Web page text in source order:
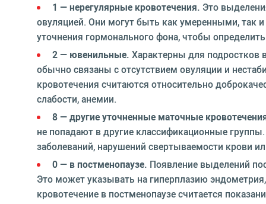
1 — нерегулярные кровотечения. Это
овуляцией. Они могут быть как умеренными, так
уточнения гормонального фона, чтобы
2 — ювенильные. Характерны для подростков
обычно связаны с отсутствием овуляции и
кровотечения считаются относительно
слабости, анемии.
8 — другие уточненные маточные
не попадают в другие классификационные
заболеваний, нарушений свертываемости крови
0 — в постменопаузе. Появление выделений
Это может указывать на гиперплазию
кровотечение в постменопаузе считается